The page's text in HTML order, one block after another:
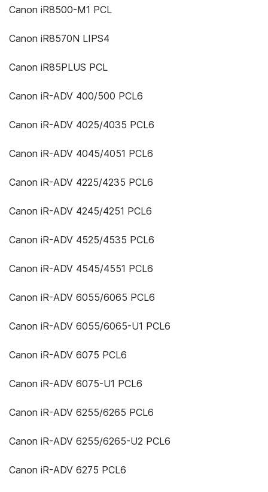
Canon iR8500-M1 PCL
Canon iR8570N LIPS4
Canon iR85PLUS PCL
Canon iR-ADV 400/500 PCL6
Canon iR-ADV 4025/4035 PCL6
Canon iR-ADV 4045/4051 PCL6
Canon iR-ADV 4225/4235 PCL6
Canon iR-ADV 4245/4251 PCL6
Canon iR-ADV 4525/4535 PCL6
Canon iR-ADV 4545/4551 PCL6
Canon iR-ADV 6055/6065 PCL6
Canon iR-ADV 6055/6065-U1 PCL6
Canon iR-ADV 6075 PCL6
Canon iR-ADV 6075-U1 PCL6
Canon iR-ADV 6255/6265 PCL6
Canon iR-ADV 6255/6265-U2 PCL6
Canon iR-ADV 6275 PCL6